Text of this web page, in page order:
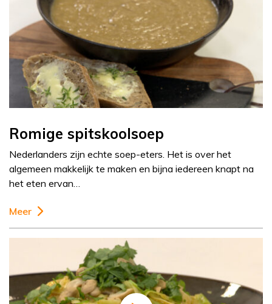
Romige spitskoolsoep
Nederlanders zijn echte soep-eters. Het is over het
algemeen makkelijk te maken en bijna iedereen knapt na
het eten ervan…
Meer